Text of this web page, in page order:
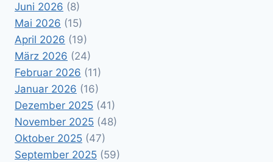
Juni 2026 (8)
Mai 2026 (15)
April 2026 (19)
März 2026 (24)
Februar 2026 (11)
Januar 2026 (16)
Dezember 2025 (41)
November 2025 (48)
Oktober 2025 (47)
September 2025 (59)